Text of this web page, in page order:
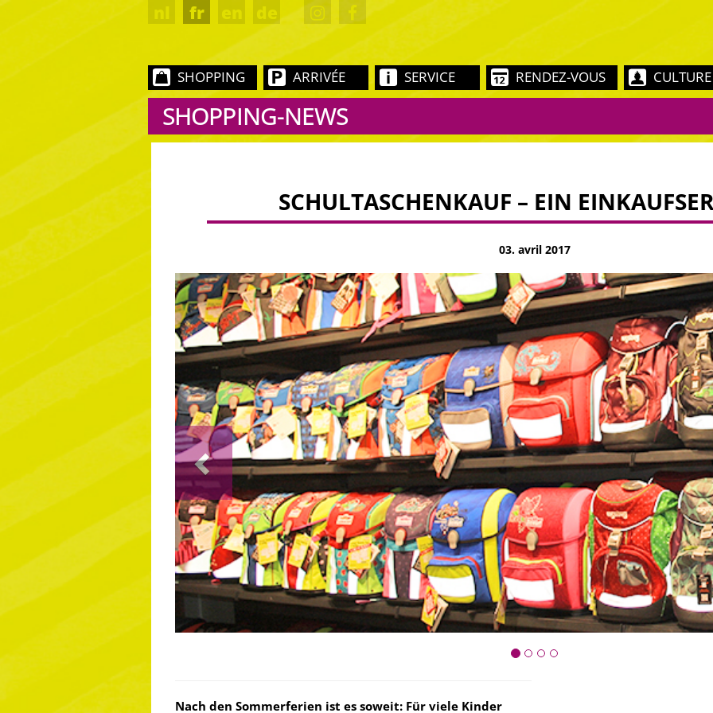
fr en de
SHOPPING ARRIVÉE SERVICE RENDEZ-VOUS CULTURE
SHOPPING-NEWS
SCHULTASCHENKAUF – EIN
03. avril 2017
Previous
Nach den Sommerferien ist es soweit: Für viele Kinder